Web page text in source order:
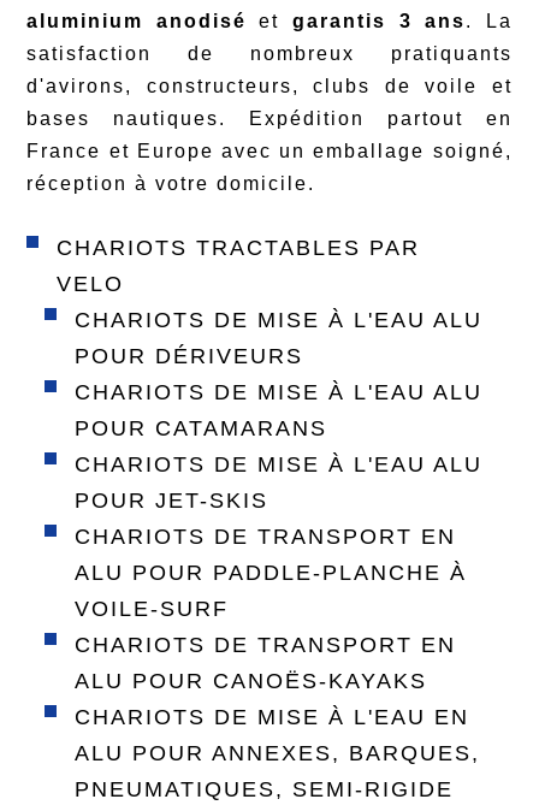
aluminium anodiséetgarantis 3 ans. La
satisfaction de nombreux pratiquants
d'avirons, constructeurs, clubs de voile et
bases nautiques. Expédition partout en
France et Europe avec un emballage soigné,
réception à votre domicile.
CHARIOTS TRACTABLES PAR
VELO
CHARIOTS DE MISE À L'EAU ALU
POUR DÉRIVEURS
CHARIOTS DE MISE À L'EAU ALU
POUR CATAMARANS
CHARIOTS DE MISE À L'EAU ALU
POUR JET-SKIS
CHARIOTS DE TRANSPORT EN
ALU POUR PADDLE-PLANCHE À
VOILE-SURF
CHARIOTS DE TRANSPORT EN
ALU POUR CANOËS-KAYAKS
CHARIOTS DE MISE À L'EAU EN
ALU POUR ANNEXES, BARQUES,
PNEUMATIQUES, SEMI-RIGIDE